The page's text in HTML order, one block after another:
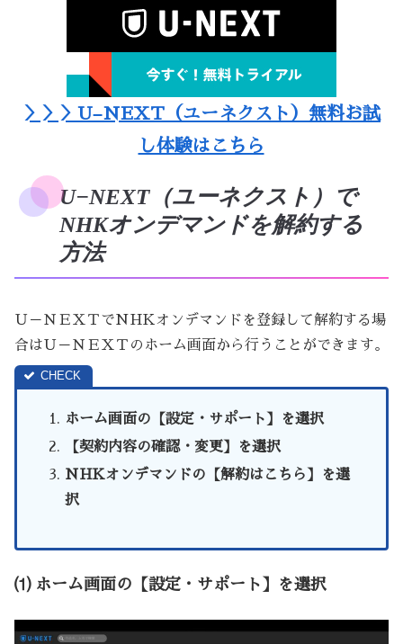
＞＞＞U–NEXT（ユーネクスト）無料お試
し体験はこちら
U−NEXT（ユーネクスト）で
NHKオンデマンドを解約する
方法
Ｕ－ＮＥＸＴでNHKオンデマンドを登録して解約する場
合はＵ－ＮＥＸＴのホーム画面から行うことができます。
ホーム画面の【設定・サポート】を選択
【契約内容の確認・変更】を選択
NHKオンデマンドの【解約はこちら】を選
択
⑴ ホーム画面の【設定・サポート】を選択